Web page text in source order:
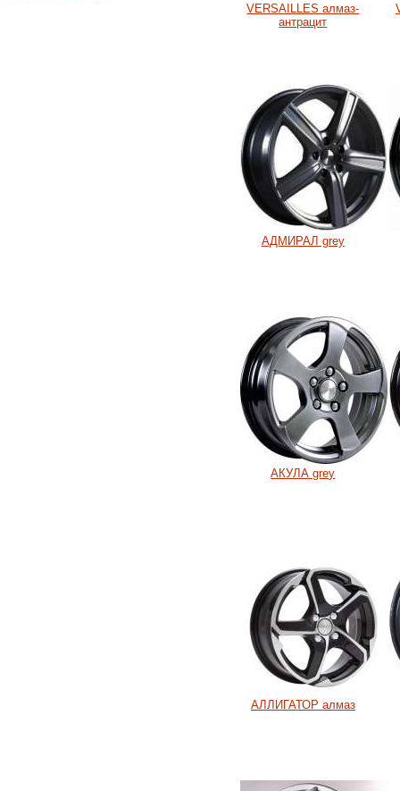
VERSAILLES алмаз-
антрацит
АДМИРАЛ grey
АКУЛА grey
АЛЛИГАТОР алмаз